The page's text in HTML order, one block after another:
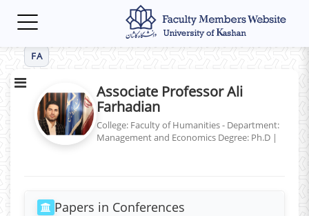
Toggle
FA
Associate Professor Ali
Farhadian
College: Faculty of Humanities - Department:
Management and Economics Degree: Ph.D |
Papers in Conferences